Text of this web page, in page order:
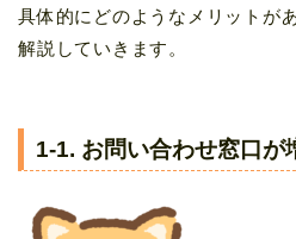
具体的にどのようなメリットが
解説していきます。
1-1. お問い合わせ窓口が